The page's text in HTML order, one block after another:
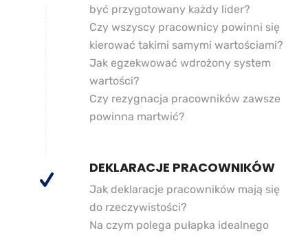
być przygotowany każdy lider?
Czy wszyscy pracownicy powinni się
kierować takimi samymi wartościami?
Jak egzekwować wdrożony system
wartości?
Czy rezygnacja pracowników zawsze
powinna martwić?
DEKLARACJE PRACOWNIKÓW
Jak deklaracje pracowników mają się
do rzeczywistości?
Na czym polega pułapka idealnego